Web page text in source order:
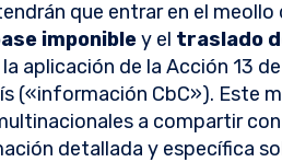
que entrar en el
imponibley el traslado
aplicación de la Acción 13 de
(«información CbC»). Este
a compartir
detallada y específica